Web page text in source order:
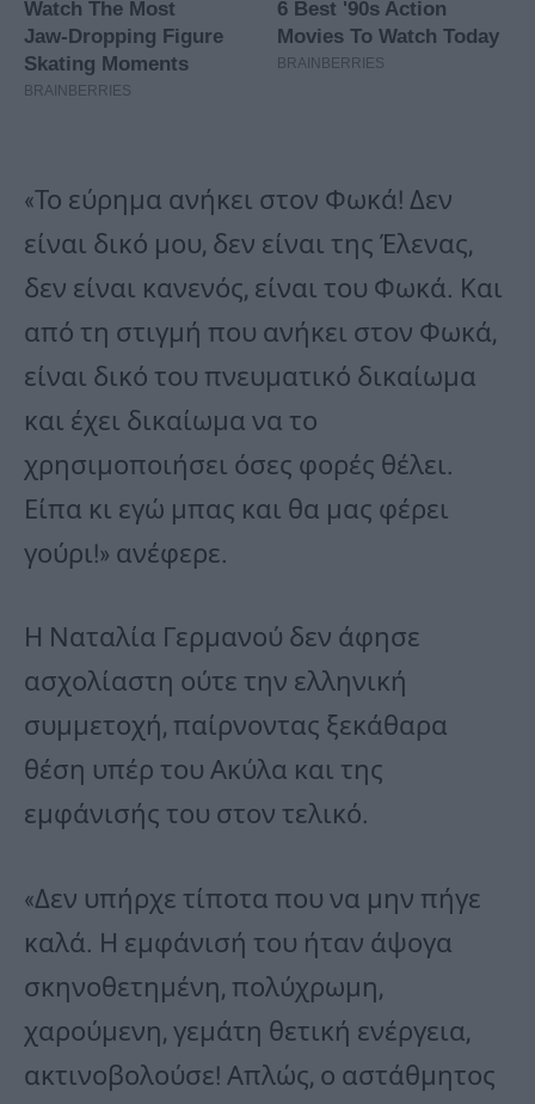
«Το εύρημα ανήκει στον Φωκά! Δεν
είναι δικό μου, δεν είναι της Έλενας,
δεν είναι κανενός, είναι του Φωκά. Και
από τη στιγμή που ανήκει στον Φωκά,
είναι δικό του πνευματικό δικαίωμα
και έχει δικαίωμα να το
χρησιμοποιήσει όσες φορές θέλει.
Είπα κι εγώ μπας και θα μας φέρει
γούρι!» ανέφερε.
Η Ναταλία Γερμανού δεν άφησε
ασχολίαστη ούτε την ελληνική
συμμετοχή, παίρνοντας ξεκάθαρα
θέση υπέρ του Ακύλα και της
εμφάνισής του στον τελικό.
«Δεν υπήρχε τίποτα που να μην πήγε
καλά. Η εμφάνισή του ήταν άψογα
σκηνοθετημένη, πολύχρωμη,
χαρούμενη, γεμάτη θετική ενέργεια,
ακτινοβολούσε! Απλώς, ο αστάθμητος